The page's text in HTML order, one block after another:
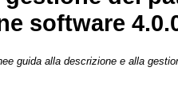
software
guida alla descrizione e alla